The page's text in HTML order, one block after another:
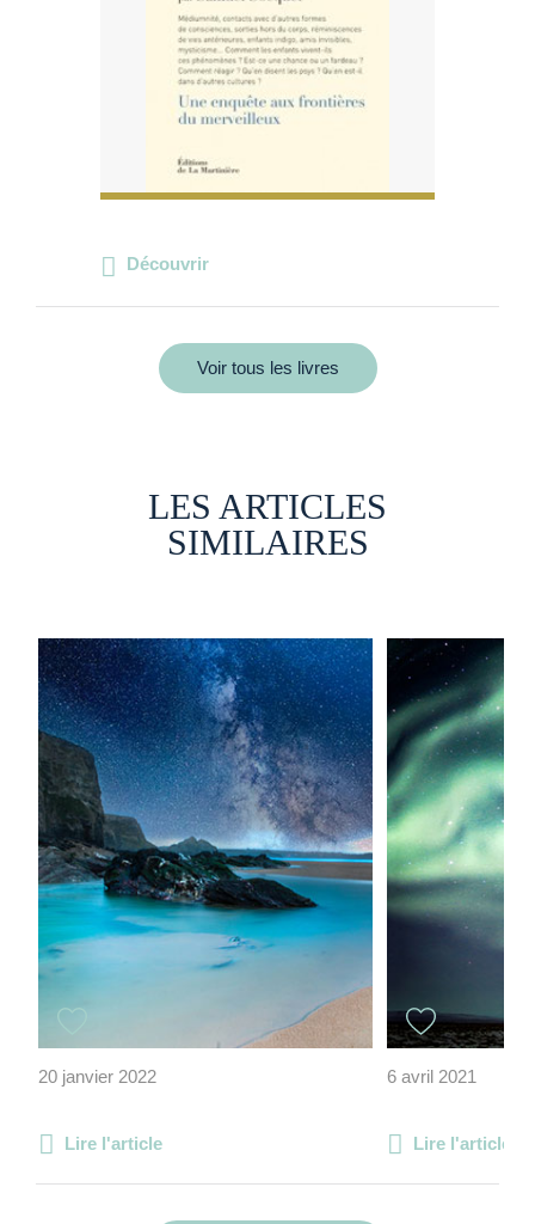
Découvrir
Voir tous les livres
LES ARTICLES
SIMILAIRES
20 janvier 2022
Lire l'article
6 avril 2021
Lire l'article